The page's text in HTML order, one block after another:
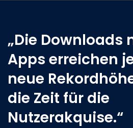
„Die Downloads
Apps erreichen
neue
die Zeit für die
Nutzerakquise.“